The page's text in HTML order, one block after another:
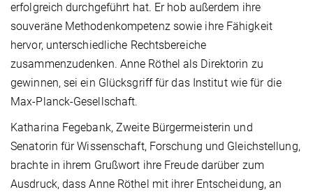
erfolgreich durchgeführt hat. Er hob außerdem ihre
souveräne Methodenkompetenz sowie ihre Fähigkeit
hervor, unterschiedliche Rechtsbereiche
zusammenzudenken. Anne Röthel als Direktorin zu
gewinnen, sei ein Glücksgriff für das Institut wie für die
Max-Planck-Gesellschaft.
Katharina Fegebank, Zweite Bürgermeisterin und
Senatorin für Wissenschaft, Forschung und Gleichstellung,
brachte in ihrem Grußwort ihre Freude darüber zum
Ausdruck, dass Anne Röthel mit ihrer Entscheidung, an